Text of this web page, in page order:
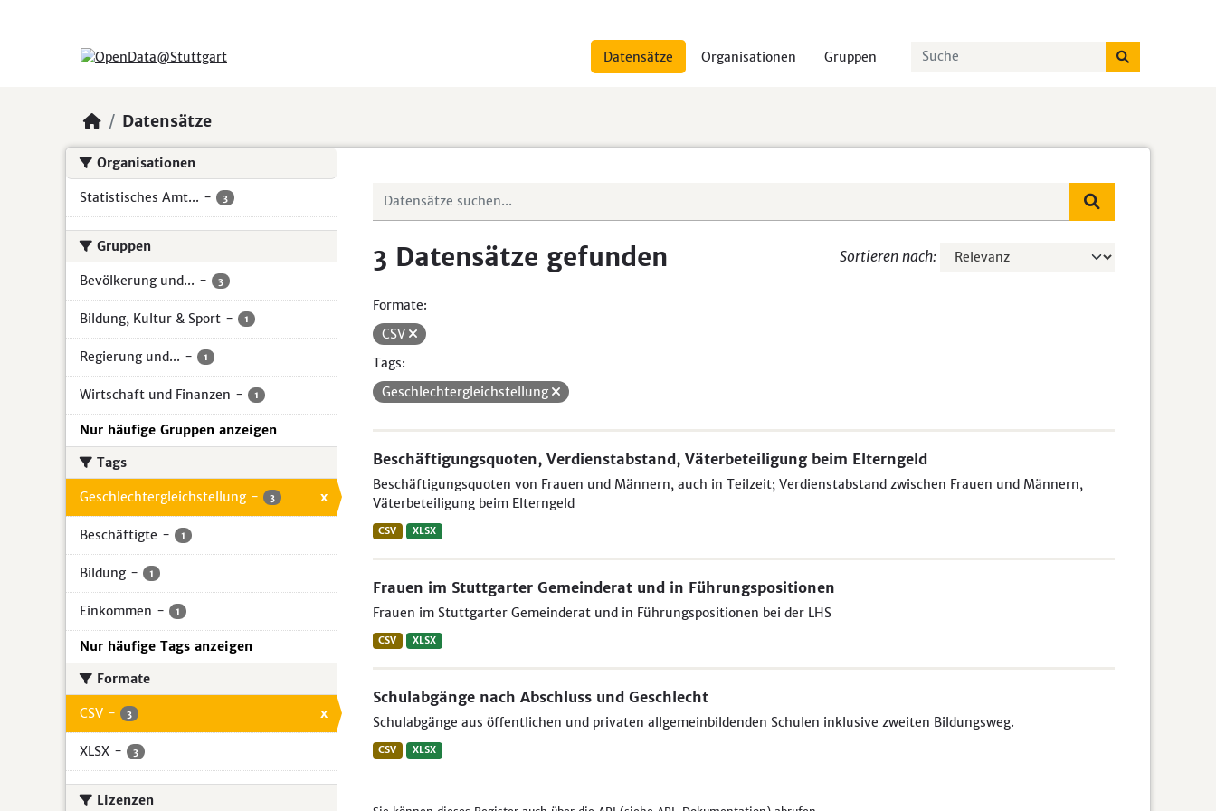
Datensätze Organisationen Gruppen
Datensätze
Organisationen
Statistisches Amt... - 3
Gruppen
Bevölkerung und... - 3
Bildung, Kultur & Sport - 1
Regierung und... - 1
Wirtschaft und Finanzen - 1
Nur häufige Gruppen anzeigen
Tags
Geschlechtergleichstellung - 3 x
Beschäftigte - 1
Bildung - 1
Einkommen - 1
Nur häufige Tags anzeigen
Formate
CSV - 3 x
XLSX - 3
Lizenzen
Sortieren nach
3 Datensätze gefunden
Formate:
CSV
Tags:
Geschlechtergleichstellung
Beschäftigungsquoten, Verdienstabstand, Väterbeteiligung beim Elterngeld
Beschäftigungsquoten von Frauen und Männern, auch in Teilzeit; Verdienstabstand zwischen Frauen und Männern,
Väterbeteiligung beim Elterngeld
CSV XLSX
Frauen im Stuttgarter Gemeinderat und in Führungspositionen
Frauen im Stuttgarter Gemeinderat und in Führungspositionen bei der LHS
CSV XLSX
Schulabgänge nach Abschluss und Geschlecht
Schulabgänge aus öffentlichen und privaten allgemeinbildenden Schulen inklusive zweiten Bildungsweg.
CSV XLSX